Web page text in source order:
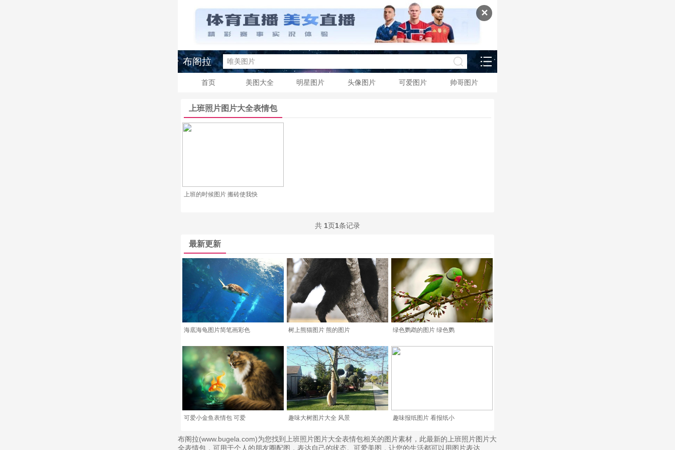
✕
布阁拉
首页 美图大全 明星图片 头像图片 可爱图片 帅哥图片
上班照片图片大全表情包
上班的时候图片 搬砖使我快
共 1页1条记录
最新更新
海底海龟图片简笔画彩色 树上熊猫图片 熊的图片 绿色鹦鹉的图片 绿色鹦
可爱小金鱼表情包 可爱 趣味大树图片大全 风景 趣味报纸图片 看报纸小
布阁拉(www.bugela.com)为您找到上班照片图片大全表情包相关的图片素材，此最新的上班照片图片大
全表情包，可用于个人的朋友圈配图，表达自己的状态。可爱美图，让您的生活都可以用图片表达